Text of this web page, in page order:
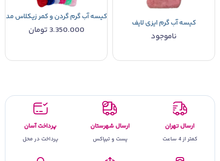
کیسه آب گرم ایزی لایف
ناموجود
کیسه آب گرم گردن و کمر زیکلاس مد
3.350.000 تومان
ارسال تهران
کمتر از 4 ساعت
ارسال شهرستان
پست و تیپاکس
پرداخت آسان
پرداخت در محل